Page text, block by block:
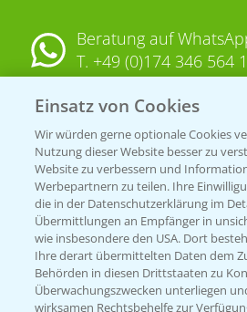
Beratung auf
T. +49 (0)174 346 564 1
KONTAKT
Hilfe in Notfällen
T.+49 (0)214/30-20220
Einsatz von Cookies
Wir würden gerne optionale Cookies
Nutzung dieser Website besser zu
Website zu verbessern und
Werbepartnern zu teilen. Ihre
die in der Datenschutzerklärung im
Übermittlungen an Empfänger in
wie insbesondere den USA. Dort
Ihre derart übermittelten Daten dem
Behörden in diesen Drittstaaten zu
Überwachungszwecken unterliegen
wirksamen Rechtsbehelfe zur